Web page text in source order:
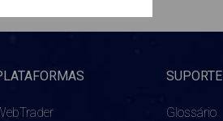
SUPORTE
Glossário